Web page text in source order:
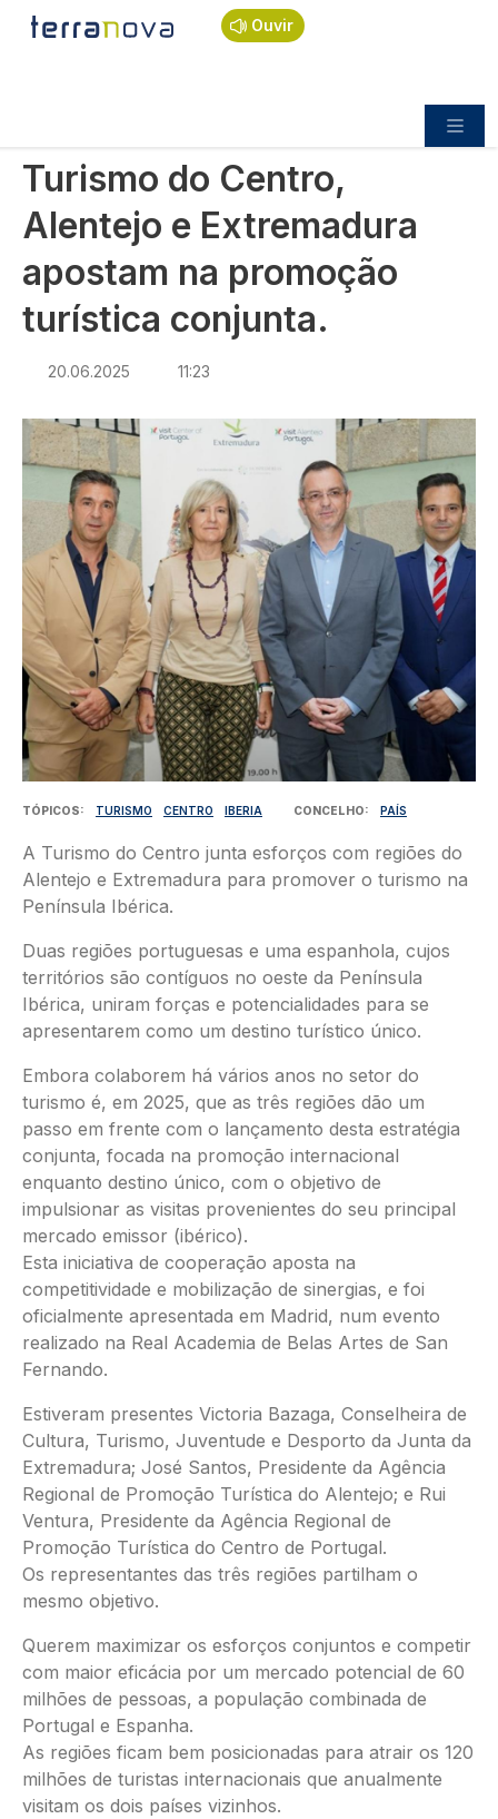
Passar para o conteúdo principal
Ouvir
Navegação estrutural
Início
Economia
Turismo do Centro, Alentejo e Extremadura
Turismo do Centro,
Alentejo e Extremadura
apostam na promoção
turística conjunta.
20.06.2025 11:23
Imagem
TÓPICOS TURISMO CENTRO IBERIA CONCELHO PAÍS
A Turismo do Centro junta esforços com regiões do
Alentejo e Extremadura para promover o turismo na
Península Ibérica.
Duas regiões portuguesas e uma espanhola, cujos
territórios são contíguos no oeste da Península
Ibérica, uniram forças e potencialidades para se
apresentarem como um destino turístico único.
Embora colaborem há vários anos no setor do
turismo é, em 2025, que as três regiões dão um
passo em frente com o lançamento desta estratégia
conjunta, focada na promoção internacional
enquanto destino único, com o objetivo de
impulsionar as visitas provenientes do seu principal
mercado emissor (ibérico).
Esta iniciativa de cooperação aposta na
competitividade e mobilização de sinergias, e foi
oficialmente apresentada em Madrid, num evento
realizado na Real Academia de Belas Artes de San
Fernando.
Estiveram presentes Victoria Bazaga, Conselheira de
Cultura, Turismo, Juventude e Desporto da Junta da
Extremadura; José Santos, Presidente da Agência
Regional de Promoção Turística do Alentejo; e Rui
Ventura, Presidente da Agência Regional de
Promoção Turística do Centro de Portugal.
Os representantes das três regiões partilham o
mesmo objetivo.
Querem maximizar os esforços conjuntos e competir
com maior eficácia por um mercado potencial de 60
milhões de pessoas, a população combinada de
Portugal e Espanha.
As regiões ficam bem posicionadas para atrair os 120
milhões de turistas internacionais que anualmente
visitam os dois países vizinhos.